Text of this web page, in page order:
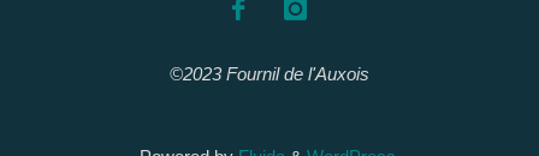
©2023 Fournil de l'Auxois